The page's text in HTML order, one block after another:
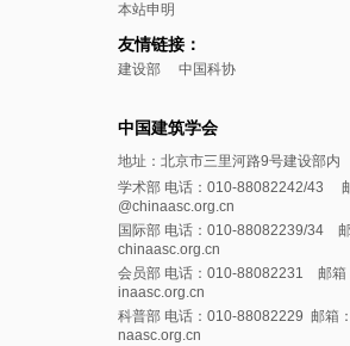
本站申明
友情链接：
建设部 中国科协
中国建筑学会
地址：北京市三里河路9号建设部内
学术部 电话：010-88082242/43
@chinaasc.org.cn
国际部 电话：010-88082239/34
chinaasc.org.cn
会员部 电话：010-88082231 邮箱
inaasc.org.cn
科普部 电话：010-88082229 邮箱
naasc.org.cn